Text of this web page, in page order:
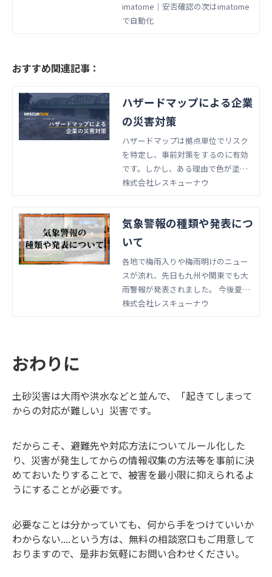
し、迅速な意思決定を支援するBCP
オートメーションサービス「imatom
imatome｜安否確認の次はimatome
で自動化
おすすめ関連記事：
ハザードマップによる企業
の災害対策
ハザードマップは拠点単位でリスク
を特定し、事前対策をするのに有効
です。しかし、ある理由で色が塗ら
れていなかったり、水防法で追加さ
ップを目安に行うべき災害対策をま
とめました。
株式会社レスキューナウ
気象警報の種類や発表につ
いて
各地で梅雨入りや梅雨明けのニュー
スが流れ、先日も九州や関東でも大
雨警報が発表されました。 今後夏か
ら秋にかけて、大雨や台風等で気象
株式会社レスキューナウ
おわりに
土砂災害は大雨や洪水などと並んで、「起きてしまって
からの対応が難しい」災害です。
だからこそ、避難先や対応方法についてルール化した
り、災害が発生してからの情報収集の方法等を事前に決
めておいたりすることで、被害を最小限に抑えられるよ
うにすることが必要です。
必要なことは分かっていても、何から手をつけていいか
わからない....という方は、無料の相談窓口もご用意して
おりますので、是非お気軽にお問い合わせください。